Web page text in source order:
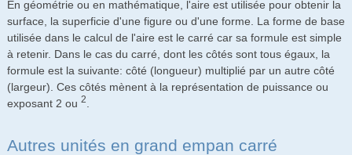
En géométrie ou en mathématique, l'aire est utilisée pour obtenir la
surface, la superficie d'une figure ou d'une forme. La forme de base
utilisée dans le calcul de l'aire est le carré car sa formule est simple
à retenir. Dans le cas du carré, dont les côtés sont tous égaux, la
formule est la suivante: côté (longueur) multiplié par un autre côté
(largeur). Ces côtés mènent à la représentation de puissance ou
exposant 2 ou 2
Autres unités en grand empan carré